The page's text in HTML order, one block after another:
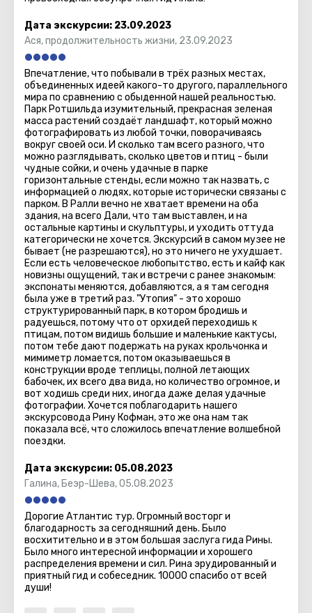
послушать шумных попугаев, встретиться со
страусами и пятнистыми оленями. А потом отдохнуть,
наблюдая за водопадами и поющим фонтаном.
Обойдите его: подсветка со всех сторон разная. После
этого подкрепитесь в местном кафе, а затем добро
пожаловать в живые зеленые лабиринты! Их здесь
целых два.
Гости, которых приводит в парк любовь к природе, на
обратном пути заглядывают в магазин,
расположившийся у входа. В нем хороший выбор
инструментов для ухода за садом, а также растений, в
особенности орхидей, которых в «Утопии» так много.
Дата экскурсии: 23.09.2023
Ася,продолжительность жизни, 23.09.2023
Впечатление, что побывали в трёх разных местах,
объединенных идеей какого-то другого, параллельного
мира по сравнению с обыденной нашей реальностью.
Парк Ротшильда изумительный, прекрасная зеленая
масса растений создаёт ландшафт, который можно
фотографировать из любой точки, поворачиваясь
вокруг своей оси. И сколько там всего разного, что
можно разглядывать, сколько цветов и птиц - были
чудные сойки, и очень удачные в парке
горизонтальные стенды, если можно так назвать, с
информацией о людях, которые исторически связаны с
парком. В Ралли вечно не хватает времени на оба
здания, на всего Дали, что там выставлен, и на
остальные картины и скульптуры, и уходить оттуда
категорически не хочется. Экскурсий в самом музее не
бывает (не разрешаются), но это ничего не ухудшает.
Если есть человеческое любопытство, есть и кайф как
новизны ощущений, так и встречи с ранее знакомым:
экспонаты меняются, добавляются, а я там сегодня
была уже в третий раз. "Утопия" - это хорошо
структурированный парк, в котором бродишь и
радуешься, потому что от орхидей переходишь к
птицам, потом видишь большие и маленькие кактусы,
потом тебе дают подержать на руках крольчонка и
мимиметр ломается, потом оказываешься в
конструкции вроде теплицы, полной летающих
бабочек, их всего два вида, но количество огромное, и
вот ходишь среди них, иногда даже делая удачные
фотографии. Хочется поблагодарить нашего
экскурсовода Рину Кофман, это же она нам так
показала всё, что сложилось впечатление волшебной
поездки.
Дата экскурсии: 05.08.2023
Галина,Беэр-Шева,05.08.2023
Дорогие Атлантис тур. Огромный восторг и
благодарность за сегодняшний день. Было
восхитительно и в этом большая заслуга гида Рины.
Было много интересной информации и хорошего
распределения времени и сил. Рина эрудированный и
приятный гид и собеседник. 10000 спасибо от всей
души!